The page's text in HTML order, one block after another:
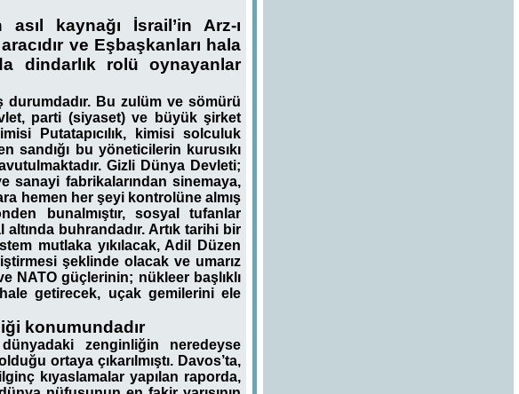
kaynağı İsrail’in Arz-ı
ve Eşbaşkanları hala
dindarlık rolü oynayanlar
Bu zulüm ve sömürü
parti (siyaset) ve büyük şirket
Putatapıcılık, kimisi solculuk
sandığı bu yöneticilerin kurusıkı
Gizli Dünya Devleti;
sanayi fabrikalarından sinemaya,
hemen her şeyi kontrolüne almış
bunalmıştır, sosyal tufanlar
buhrandadır. Artık tarihi bir
mutlaka yıkılacak, Adil Düzen
şeklinde olacak ve umarız
NATO güçlerinin; nükleer başlıklı
getirecek, uçak gemilerini ele
konumundadır
zenginliğin neredeyse
ortaya çıkarılmıştı. Davos’ta,
kıyaslamalar yapılan raporda,